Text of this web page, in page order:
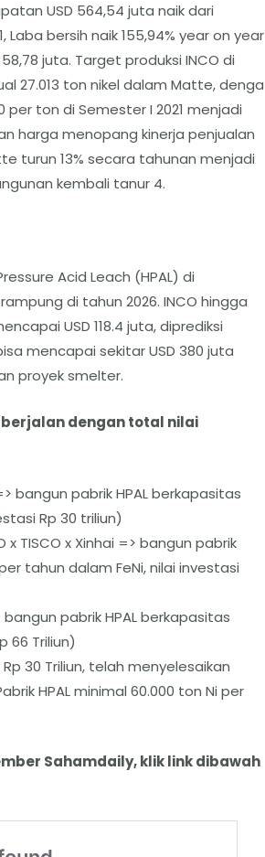
USD 564,54 juta naik dari
Laba bersih naik 155,94% year on year
juta. Target produksi INCO di
27.013 ton nikel dalam Matte, denga
ton di Semester I 2021 menjadi
harga menopang kinerja penjualan
turun 13% secara tahunan menjadi
kembali tanur 4.
Acid Leach (HPAL) di
di tahun 2026. INCO hingga
USD 118.4 juta, diprediksi
mencapai sekitar USD 380 juta
proyek smelter.
dengan total nilai
bangun pabrik HPAL berkapasitas
Rp 30 triliun)
x TISCO x Xinhai => bangun pabrik
tahun dalam FeNi, nilai investasi
bangun pabrik HPAL berkapasitas
66 Triliun)
30 Triliun, telah menyelesaikan
HPAL minimal 60.000 ton Ni per
Sahamdaily, klik link dibawah